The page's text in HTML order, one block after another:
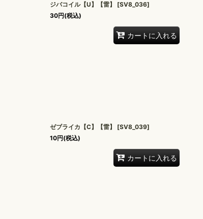
ジバコイル【U】【雷】 [SV8_036]
30円(税込)
カートに入れる
ゼブライカ【C】【雷】 [SV8_039]
10円(税込)
カートに入れる